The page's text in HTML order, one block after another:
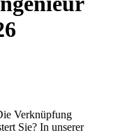
Verknüpfung
Sie? In unserer